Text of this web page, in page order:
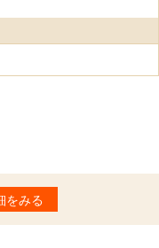
をみる